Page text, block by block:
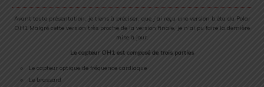
Avant toute présentation, je tiens à préciser, que j’ai reçu une version b.éta du Polar
OH1 Malgré cette version très proche de la version finale, je n’ai pu faire la dernière
mise à jour.
Le capteur OH1 est composé de trois parties
Le capteur optique de fréquence cardiaque
Le brassard